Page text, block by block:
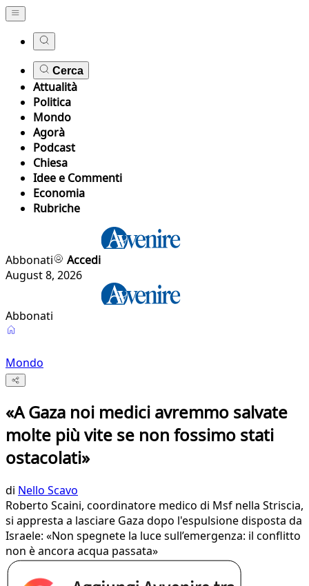
Cerca
Attualità
Politica
Mondo
Agorà
Podcast
Chiesa
Idee e Commenti
Economia
Rubriche
Abbonati
Accedi
August 8, 2026
Abbonati
Mondo
«A Gaza noi medici avremmo salvate
molte più vite se non fossimo stati
ostacolati»
di Nello Scavo
Roberto Scaini, coordinatore medico di Msf nella Striscia,
si appresta a lasciare Gaza dopo l'espulsione disposta da
Israele: «Non spegnete la luce sull’emergenza: il conflitto
non è ancora acqua passata»